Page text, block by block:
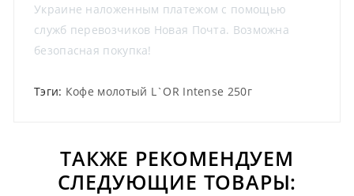
Украине наложенным платежом с помощью
служб перевозчиков Новая Почта. Возможна
безопасная покупка!
Тэги: Кофе молотый L`OR Intense 250г
ТАКЖЕ РЕКОМЕНДУЕМ
СЛЕДУЮЩИЕ ТОВАРЫ: